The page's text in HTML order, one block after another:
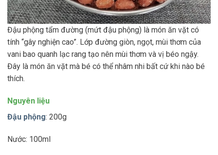
Đậu phộng tẩm đường (mứt đậu phộng) là món ăn vặt có
tính “gây nghiện cao”. Lớp đường giòn, ngọt, mùi thơm của
vani bao quanh lạc rang tạo nên mùi thơm và vị béo ngậy.
Đây là món ăn vặt mà bé có thể nhâm nhi bất cứ khi nào bé
thích.
Nguyên liệu
Đậu phộng: 200g
Nước: 100ml